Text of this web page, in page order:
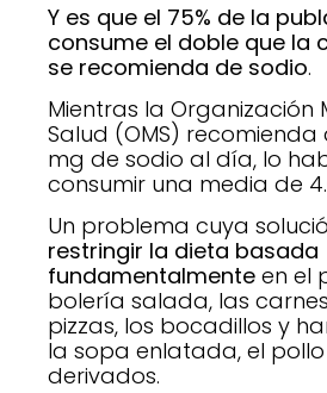
Y es que el 75% de la
consume el doble que la
se recomienda de sodio.
Mientras la Organización
Salud (OMS) recomienda
mg de sodio al día, lo
consumir una media de
Un problema cuya
restringir la dieta basada
fundamentalmente en el
bolería salada, las
pizzas, los bocadillos y
la sopa enlatada, el
derivados.